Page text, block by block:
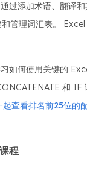
通过添加术语、翻译
管理词汇表。
如何使用关键的
和 IF
起查看排名前25位的
程